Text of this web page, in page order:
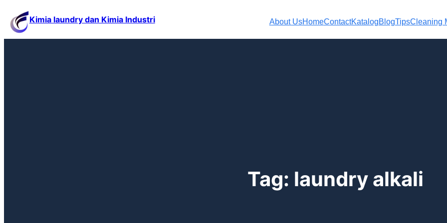
Kimia laundry dan Kimia Industri About UsHomeContactKatalogBlogTipsCleaning
Tag: laundry alkali